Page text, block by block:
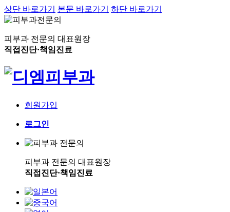
상단 바로가기 본문 바로가기 하단 바로가기
피부과 전문의 대표원장
직접진단·책임진료
회원가입
로그인
피부과 전문의 대표원장
직접진단·책임진료